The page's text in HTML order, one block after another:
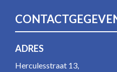
ADRES
Herculesstraat 13,